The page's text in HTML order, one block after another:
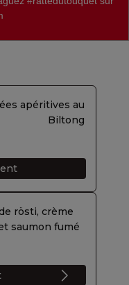
apéritives au
Biltong
rösti, crème
saumon fumé